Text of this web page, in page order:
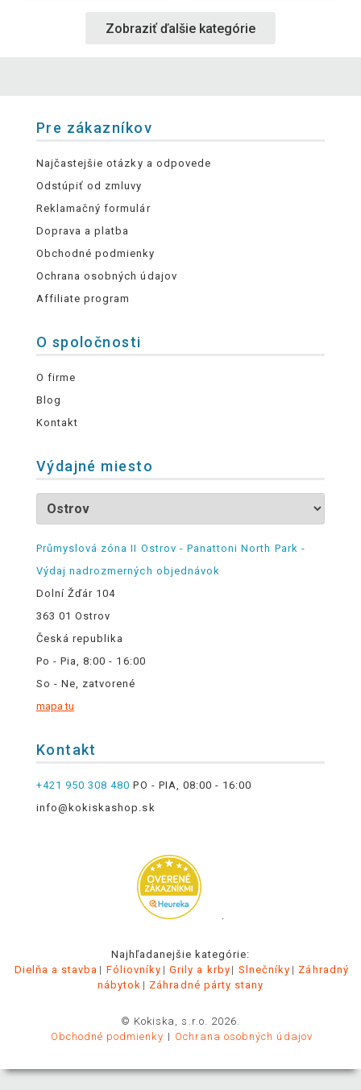
Zobraziť ďalšie kategórie
Pre zákazníkov
Najčastejšie otázky a odpovede
Odstúpiť od zmluvy
Reklamačný formulár
Doprava a platba
Obchodné podmienky
Ochrana osobných údajov
Affiliate program
O spoločnosti
O firme
Blog
Kontakt
Výdajné miesto
Průmyslová zóna II Ostrov - Panattoni North Park -
Výdaj nadrozmerných objednávok
Dolní Žďár 104
363 01 Ostrov
Česká republika
Po - Pia, 8:00 - 16:00
So - Ne, zatvorené
mapa tu
Kontakt
+421 950 308 480 PO - PIA, 08:00 - 16:00
info@kokiskashop.sk
.
Najhľadanejšie kategórie:
Dielňa a stavba
Fóliovníky Grily a krby Slnečníky
Záhradný
nábytok
Záhradné párty stany
© Kokiska, s.r.o. 2026.
Obchodné podmienky
Ochrana osobných údajov